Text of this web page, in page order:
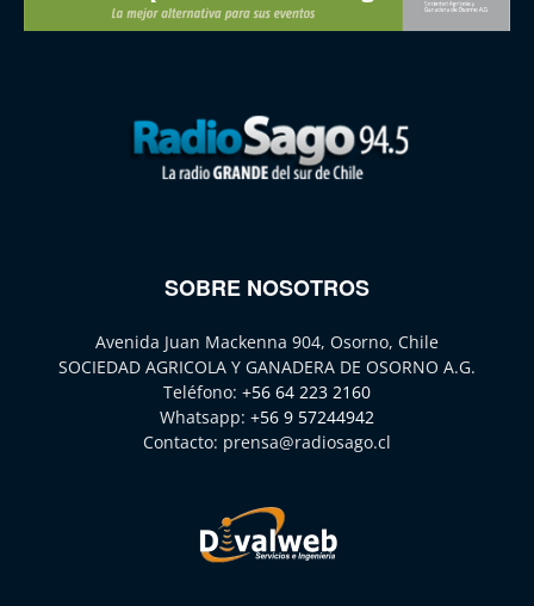
SOBRE NOSOTROS
Avenida Juan Mackenna 904, Osorno, Chile
SOCIEDAD AGRICOLA Y GANADERA DE OSORNO A.G.
Teléfono: +56 64 223 2160
Whatsapp: +56 9 57244942
Contacto: prensa@radiosago.cl